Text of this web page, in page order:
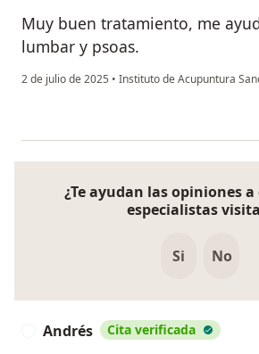
Muy buen tratamiento, me
lumbar y psoas.
2 de julio de 2025 • Instituto de Acupuntura
¿Te ayudan las opiniones
especialistas
Si No
Andrés Cita verificada